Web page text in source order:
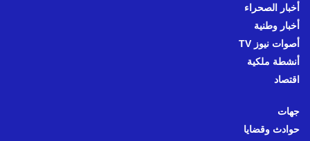
أخبار الصحراء
أخبار وطنية
أصوات نيوز TV
أنشطة ملكية
اقتصاد
جهات
حوادث وقضايا